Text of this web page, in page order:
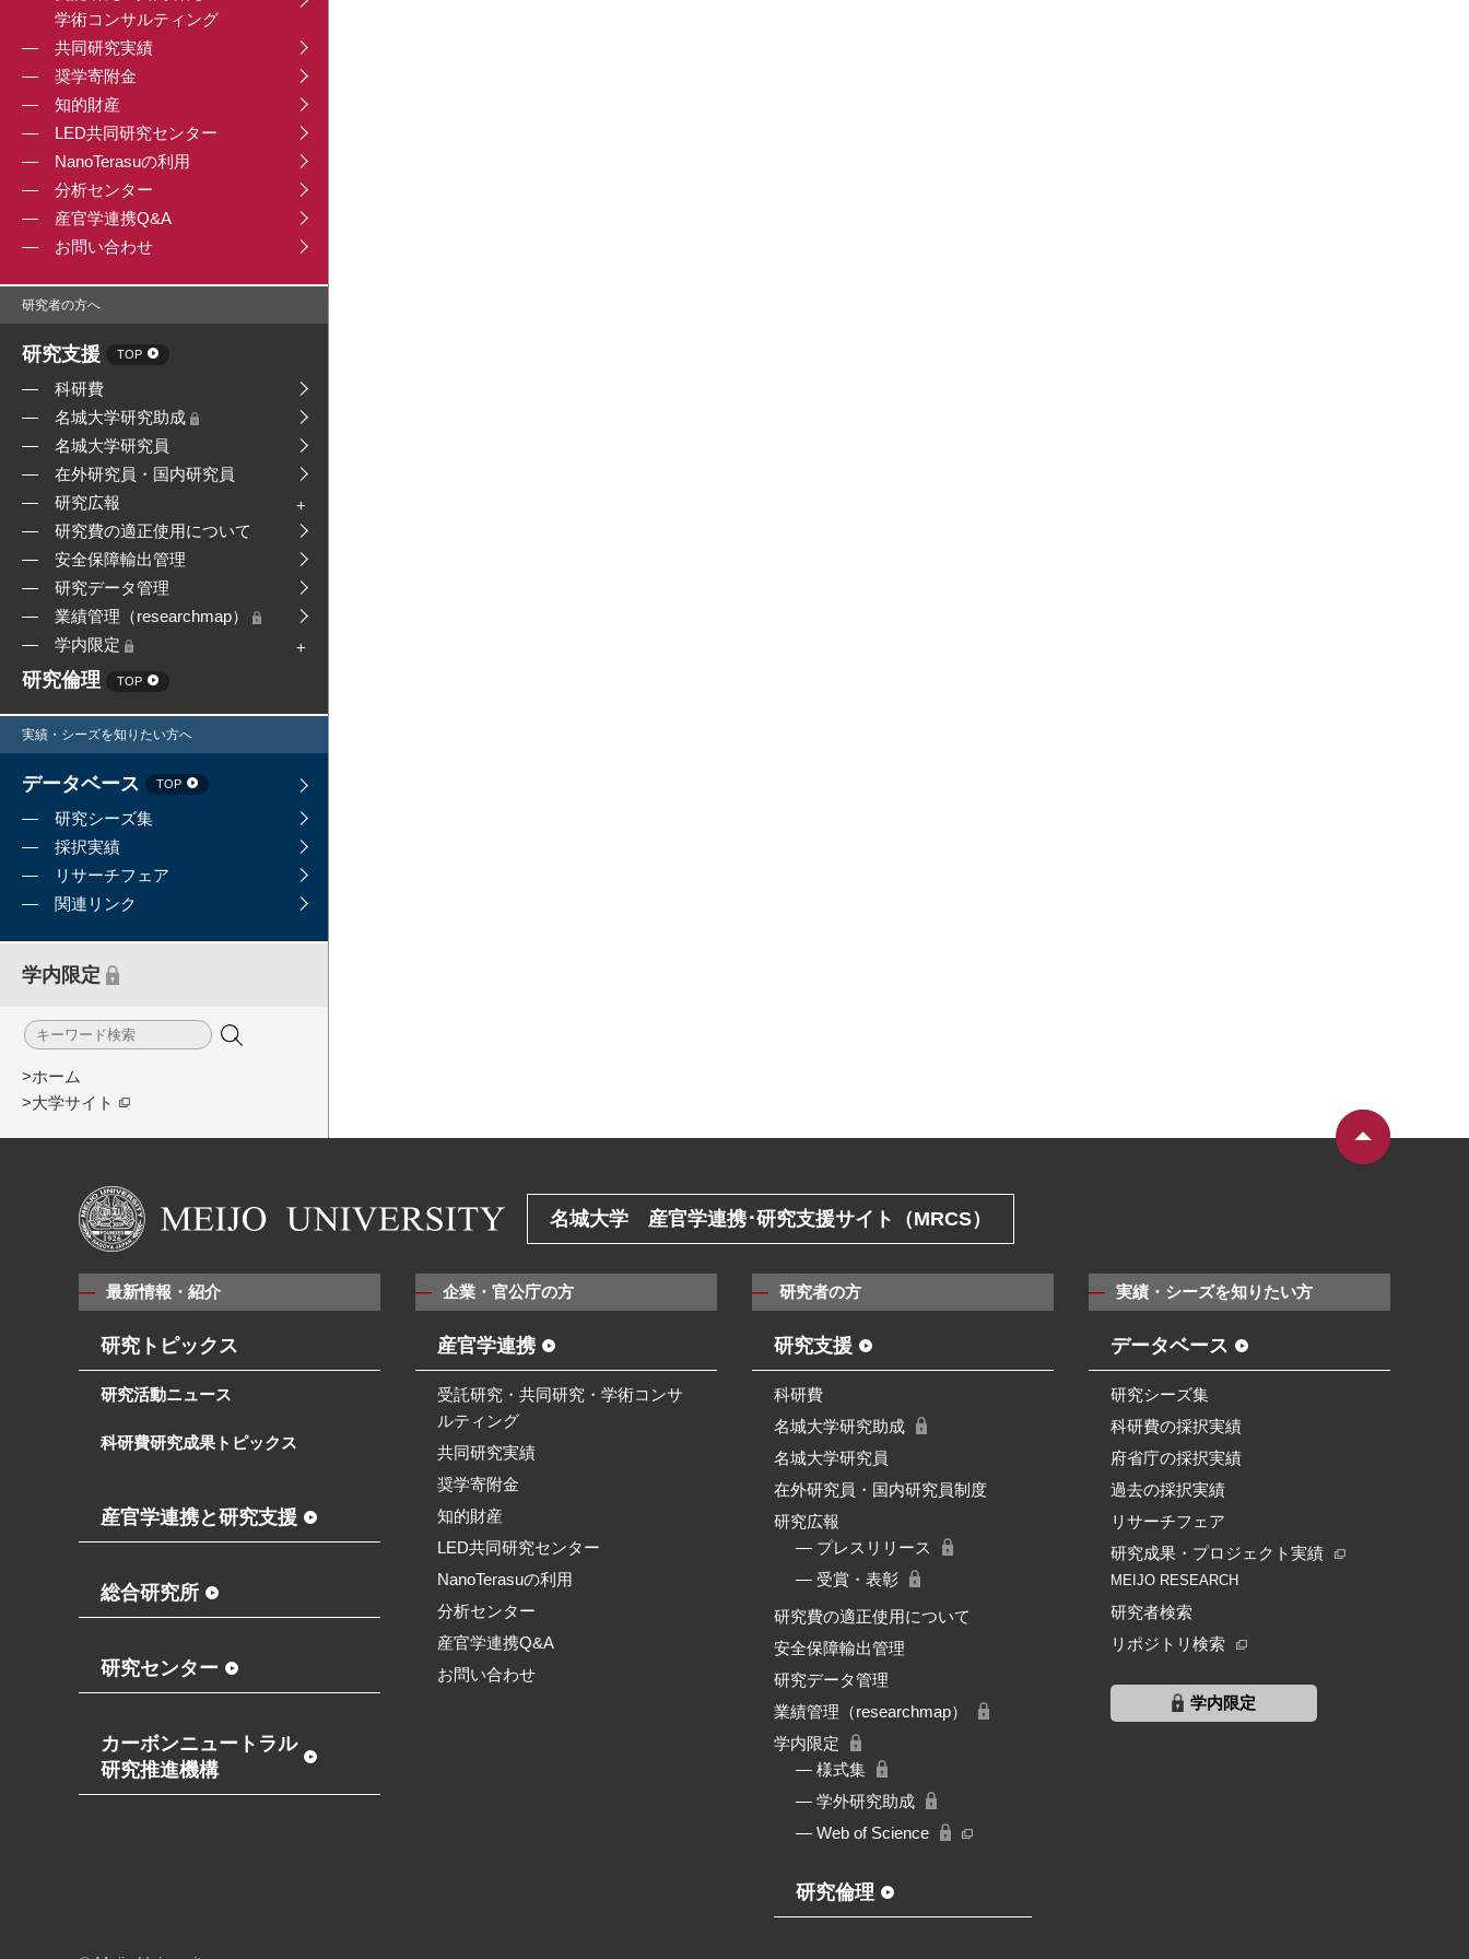
学術コンサルティング
共同研究実績
奨学寄附金
知的財産
LED共同研究センター
NanoTerasuの利用
分析センター
産官学連携Q&A
お問い合わせ
研究者の方へ
研究支援 TOP
科研費
名城大学研究助成
名城大学研究員
在外研究員・国内研究員
研究広報
研究費の適正使用について
安全保障輸出管理
研究データ管理
業績管理（researchmap）
学内限定
研究倫理 TOP
実績・シーズを知りたい方へ
データベース TOP
研究シーズ集
採択実績
リサーチフェア
関連リンク
学内限定
>ホーム
>大学サイト
名城大学 産官学連携･研究支援サイト（MRCS）
最新情報・紹介
研究トピックス
研究活動ニュース
科研費研究成果トピックス
産官学連携と研究支援
総合研究所
研究センター
カーボンニュートラル
研究推進機構
企業・官公庁の方
産官学連携
受託研究・共同研究・学術コンサ
ルティング
共同研究実績
奨学寄附金
知的財産
LED共同研究センター
NanoTerasuの利用
分析センター
産官学連携Q&A
お問い合わせ
研究者の方
研究支援
科研費
名城大学研究助成
名城大学研究員
在外研究員・国内研究員制度
研究広報
― プレスリリース
― 受賞・表彰
研究費の適正使用について
安全保障輸出管理
研究データ管理
業績管理（researchmap）
学内限定
― 様式集
― 学外研究助成
― Web of Science
研究倫理
実績・シーズを知りたい方
データベース
研究シーズ集
科研費の採択実績
府省庁の採択実績
過去の採択実績
リサーチフェア
研究成果・プロジェクト実績
MEIJO RESEARCH
研究者検索
リポジトリ検索
学内限定